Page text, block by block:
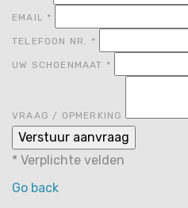
EMAIL *
TELEFOON NR. *
UW SCHOENMAAT *
VRAAG / OPMERKING
* Verplichte velden
Go back